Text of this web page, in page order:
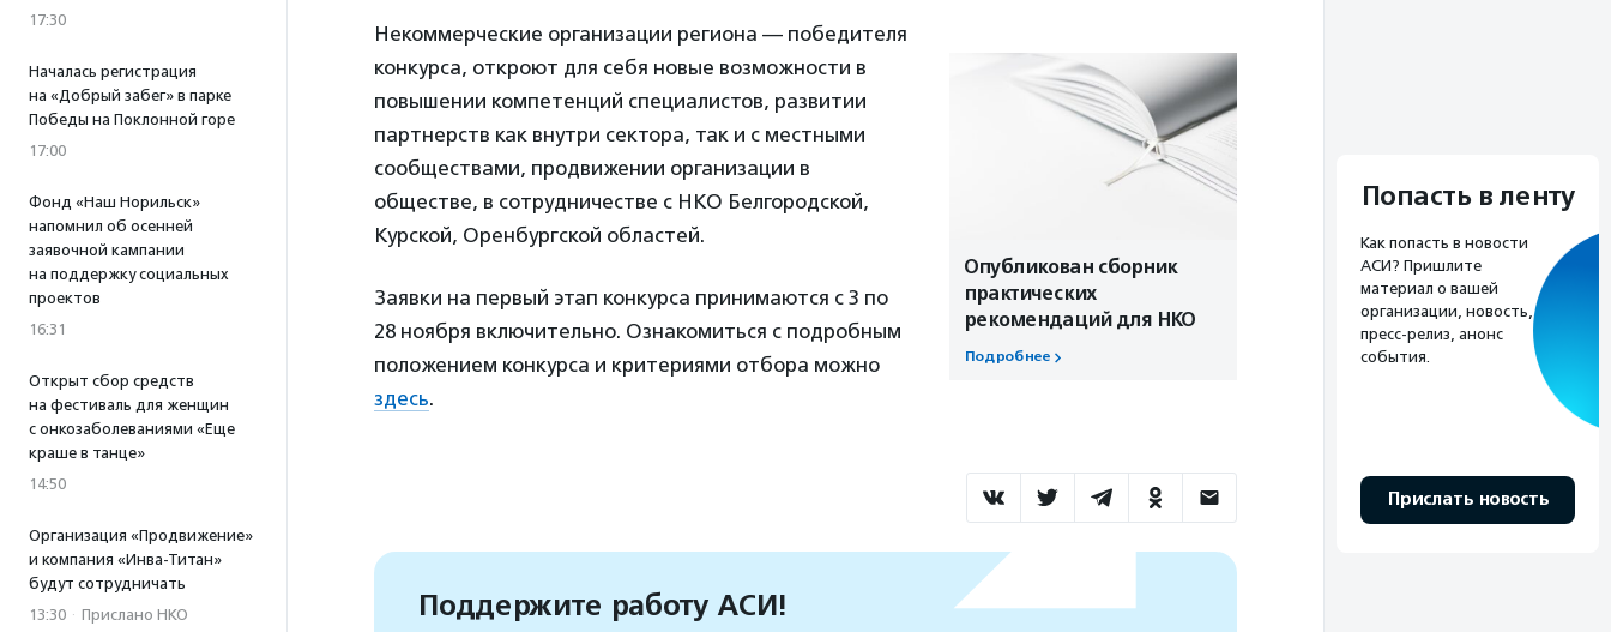
17:30
Началась регистрация
на «Добрый забег» в парке
Победы на Поклонной горе
17:00
Фонд «Наш Норильск»
напомнил об осенней
заявочной кампании
на поддержку социальных
проектов
16:31
Открыт сбор средств
на фестиваль для женщин
с онкозаболеваниями «Еще
краше в танце»
14:50
Организация «Продвижение»
и компания «Инва-Титан»
будут сотрудничать
13:30 · Прислано НКО
Опубликован сборник
практических
рекомендаций для НКО
Подробнее
Некоммерческие организации региона — победителя
конкурса, откроют для себя новые возможности в
повышении компетенций специалистов, развитии
партнерств как внутри сектора, так и с местными
сообществами, продвижении организации в
обществе, в сотрудничестве с НКО Белгородской,
Курской, Оренбургской областей.
Заявки на первый этап конкурса принимаются с 3 по
28 ноября включительно. Ознакомиться с подробным
положением конкурса и критериями отбора можно
здесь.
Поддержите работу АСИ!
Попасть в ленту
Как попасть в новости
АСИ? Пришлите
материал о вашей
организации, новость,
пресс-релиз, анонс
события.
Прислать новость